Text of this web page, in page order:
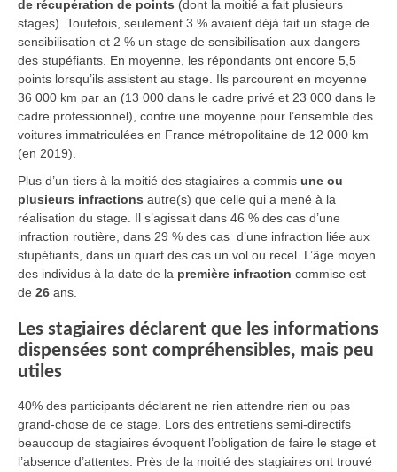
de récupération de points (dont la moitié a fait plusieurs
stages). Toutefois, seulement 3 % avaient déjà fait un stage de
sensibilisation et 2 % un stage de sensibilisation aux dangers
des stupéfiants. En moyenne, les répondants ont encore 5,5
points lorsqu’ils assistent au stage. Ils parcourent en moyenne
36 000 km par an (13 000 dans le cadre privé et 23 000 dans le
cadre professionnel), contre une moyenne pour l’ensemble des
voitures immatriculées en France métropolitaine de 12 000 km
(en 2019).
Plus d’un tiers à la moitié des stagiaires a commis une ou
plusieurs infractions autre(s) que celle qui a mené à la
réalisation du stage. Il s’agissait dans 46 % des cas d’une
infraction routière, dans 29 % des cas d’une infraction liée aux
stupéfiants, dans un quart des cas un vol ou recel. L’âge moyen
des individus à la date de la première infraction commise est
de 26 ans.
Les stagiaires déclarent que les informations
dispensées sont compréhensibles, mais peu
utiles
40% des participants déclarent ne rien attendre rien ou pas
grand-chose de ce stage. Lors des entretiens semi-directifs
beaucoup de stagiaires évoquent l’obligation de faire le stage et
l’absence d’attentes. Près de la moitié des stagiaires ont trouvé